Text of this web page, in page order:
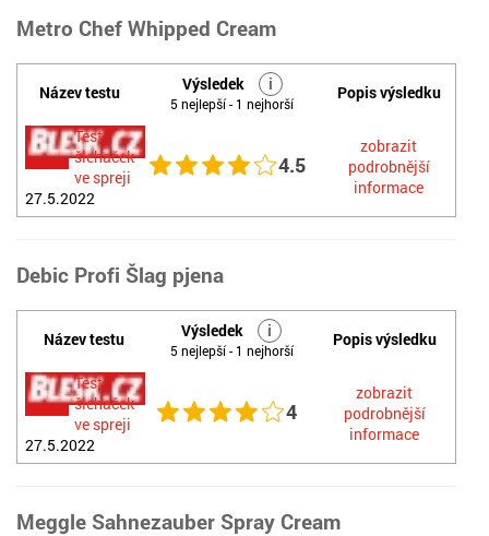
Metro Chef Whipped Cream
Název testu Výsledek i
5 nejlepší - 1 nejhorší
Popis výsledku
Test
šlehaček
ve spreji
27.5.2022
4.5
zobrazit
podrobnější
informace
Debic Profi Šlag pjena
Název testu Výsledek i
5 nejlepší - 1 nejhorší
Popis výsledku
Test
šlehaček
ve spreji
27.5.2022
4
zobrazit
podrobnější
informace
Meggle Sahnezauber Spray Cream